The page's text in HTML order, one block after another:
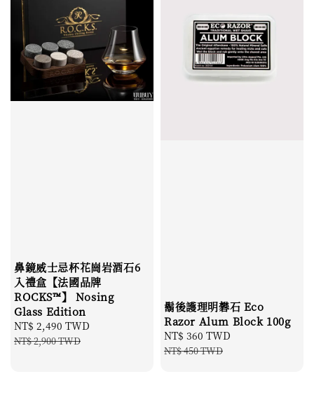
鼻鏡威士忌杯花崗岩酒石6
入禮盒【法國品牌
ROCKS™】 Nosing
Glass Edition
Sale
price
NT$ 2,490 TWD
NT$ 2,900 TWD
鬍後護理明礬石 Eco
Razor Alum Block 100g
Sale
price
NT$ 360 TWD
NT$ 450 TWD